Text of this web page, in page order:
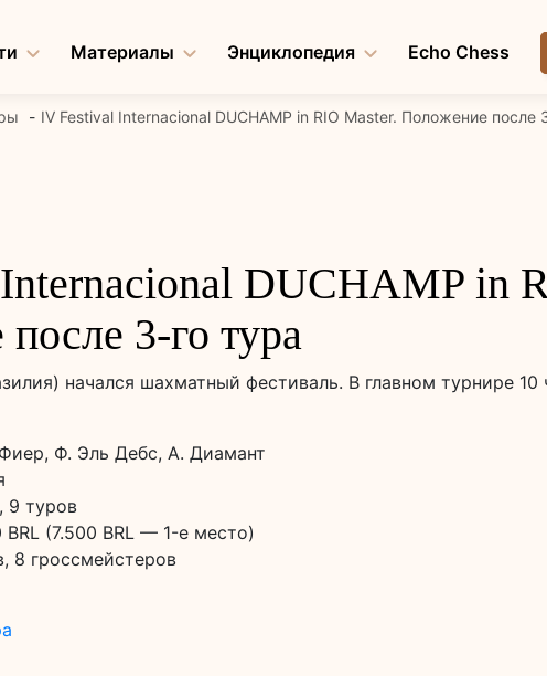
Материалы Энциклопедия Echo Chess
IV Festival Internacional DUCHAMP in RIO Master. Положение после
DUCHAMP in
3-го тура
начался шахматный фестиваль. В главном турнире 10
Ф. Эль Дебс, А. Диамант
9 туров
BRL (7.500 BRL — 1-е место)
8 гроссмейстеров